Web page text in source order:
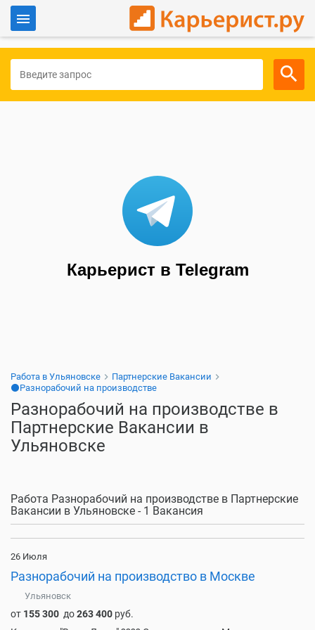
Для работодателей
Карьерист в Telegram
Работа в Ульяновске
Партнерские Вакансии
⚫Разнорабочий на производстве
Разнорабочий на производстве в
Партнерские Вакансии в
Ульяновске
Работа Разнорабочий на производстве в Партнерские
Вакансии в Ульяновске - 1 Вакансия
26 Июля
Разнорабочий на производство в Москве
Ульяновск
от 155 300 до263 400 руб.